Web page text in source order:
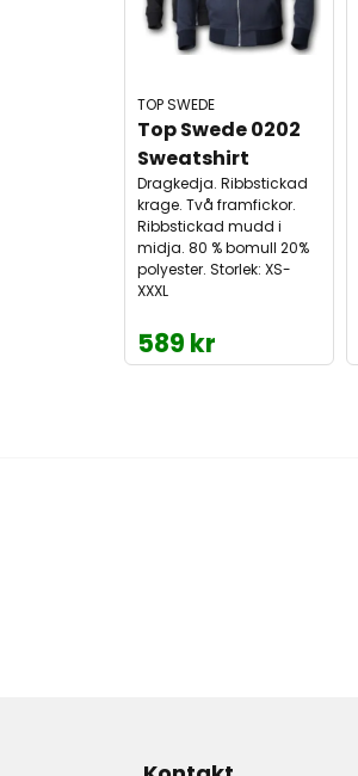
TOP SWEDE
Top Swede 0202
Sweatshirt
Dragkedja. Ribbstickad
krage. Två framfickor.
Ribbstickad mudd i
midja. 80 % bomull 20%
polyester. Storlek: XS-
XXXL
589 kr